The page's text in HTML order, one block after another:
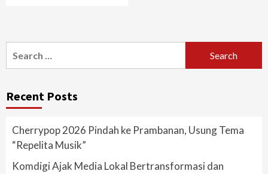
for:
Recent Posts
Cherrypop 2026 Pindah ke Prambanan, Usung Tema
“Repelita Musik”
Komdigi Ajak Media Lokal Bertransformasi dan